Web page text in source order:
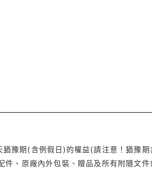
豫期(含例假日)的權益(請注意！猶豫
、原廠內外包裝、贈品及所有附隨文件